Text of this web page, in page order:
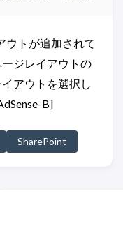
ウトが追加されて
ジレイアウトの
アウトを選択し
B]
SharePoint